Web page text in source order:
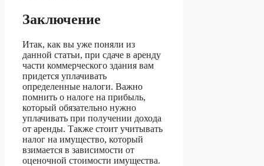
Заключение
Итак, как вы уже поняли из
данной статьи, при сдаче в аренду
части коммерческого здания вам
придется уплачивать
определенные налоги. Важно
помнить о налоге на прибыль,
который обязательно нужно
уплачивать при получении дохода
от аренды. Также стоит учитывать
налог на имущество, который
взимается в зависимости от
оценочной стоимости имущества.